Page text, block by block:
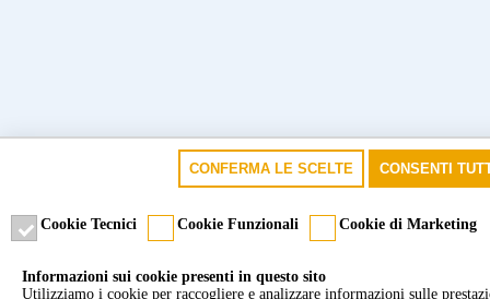
CONFERMA LE SCELTE CONSENTI
Cookie Tecnici Cookie Funzionali Cookie di Marketing
Informazioni sui cookie presenti in questo sito
Utilizziamo i cookie per raccogliere e analizzare informazioni sulle